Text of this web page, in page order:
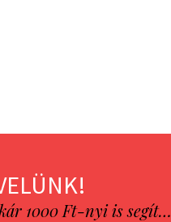
1000 Ft-nyi is segít…